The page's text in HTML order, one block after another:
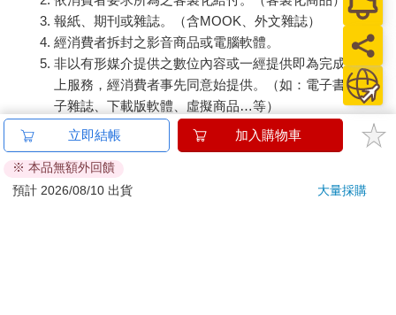
報紙、期刊或雜誌。（含MOOK、外文雜誌）
經消費者拆封之影音商品或電腦軟體。
非以有形媒介提供之數位內容或一經提供即為完成之線
上服務，經消費者事先同意始提供。（如：電子書、電
子雜誌、下載版軟體、虛擬商品…等）
已拆封之個人衛生用品。（如：內衣褲、刮鬍刀、除毛
刀…等）
若非上列種類商品，均享有到貨7天的猶豫期（含例假
日）。
立即結帳 加入購物車
※ 本品無額外回饋
預計 2026/08/10 出貨
大量採購